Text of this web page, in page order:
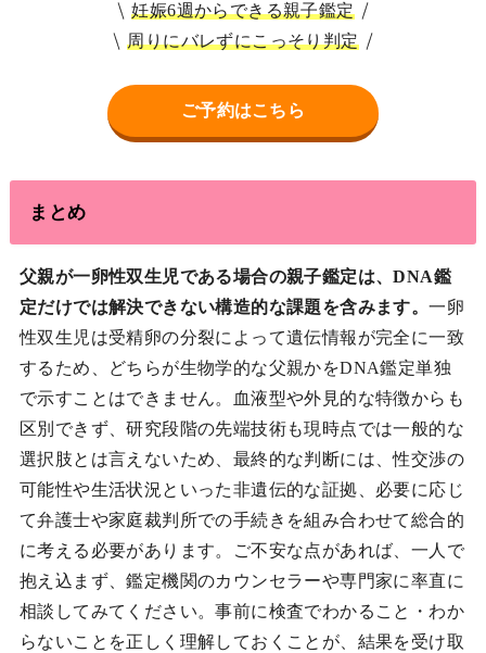
妊娠6週からできる親子鑑定
周りにバレずにこっそり判定
ご予約はこちら
まとめ
父親が一卵性双生児である場合の親子鑑定は、DNA鑑
定だけでは解決できない構造的な課題を含みます。一卵
性双生児は受精卵の分裂によって遺伝情報が完全に一致
するため、どちらが生物学的な父親かをDNA鑑定単独
で示すことはできません。血液型や外見的な特徴からも
区別できず、研究段階の先端技術も現時点では一般的な
選択肢とは言えないため、最終的な判断には、性交渉の
可能性や生活状況といった非遺伝的な証拠、必要に応じ
て弁護士や家庭裁判所での手続きを組み合わせて総合的
に考える必要があります。ご不安な点があれば、一人で
抱え込まず、鑑定機関のカウンセラーや専門家に率直に
相談してみてください。事前に検査でわかること・わか
らないことを正しく理解しておくことが、結果を受け取